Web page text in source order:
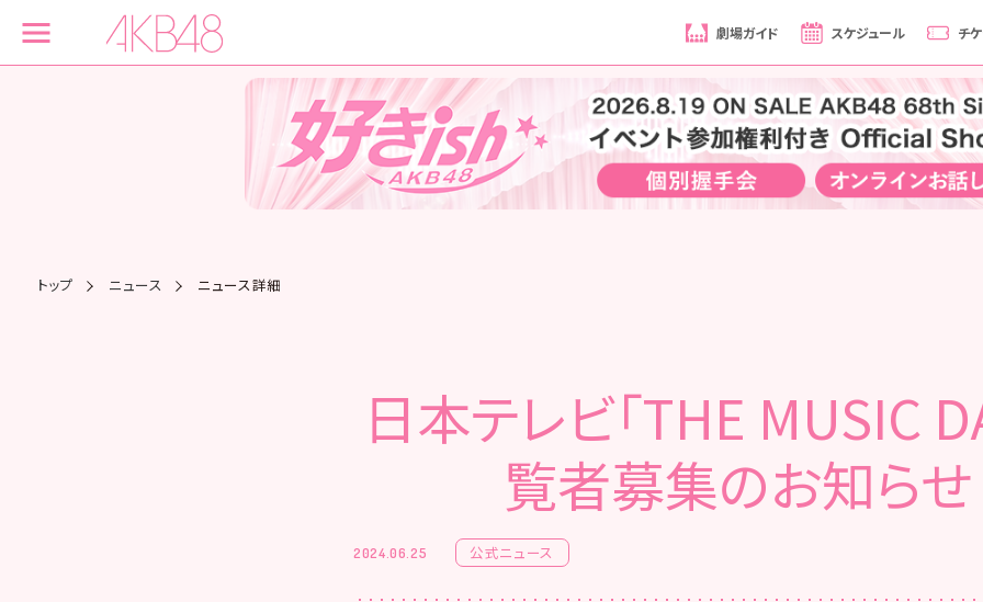
劇場ガイド スケジュール チ
トップ ニュース ニュース詳細
日本テレビ「THE MUSIC
覧者募集のお知らせ
2024.06.25 公式ニュース